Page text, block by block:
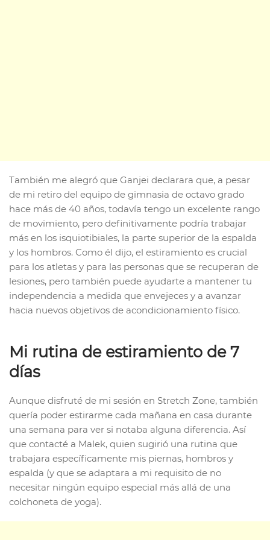
También me alegró que Ganjei declarara que, a pesar
de mi retiro del equipo de gimnasia de octavo grado
hace más de 40 años, todavía tengo un excelente rango
de movimiento, pero definitivamente podría trabajar
más en los isquiotibiales, la parte superior de la espalda
y los hombros. Como él dijo, el estiramiento es crucial
para los atletas y para las personas que se recuperan de
lesiones, pero también puede ayudarte a mantener tu
independencia a medida que envejeces y a avanzar
hacia nuevos objetivos de acondicionamiento físico.
Mi rutina de estiramiento de 7
días
Aunque disfruté de mi sesión en Stretch Zone, también
quería poder estirarme cada mañana en casa durante
una semana para ver si notaba alguna diferencia. Así
que contacté a Malek, quien sugirió una rutina que
trabajara específicamente mis piernas, hombros y
espalda (y que se adaptara a mi requisito de no
necesitar ningún equipo especial más allá de una
colchoneta de yoga).